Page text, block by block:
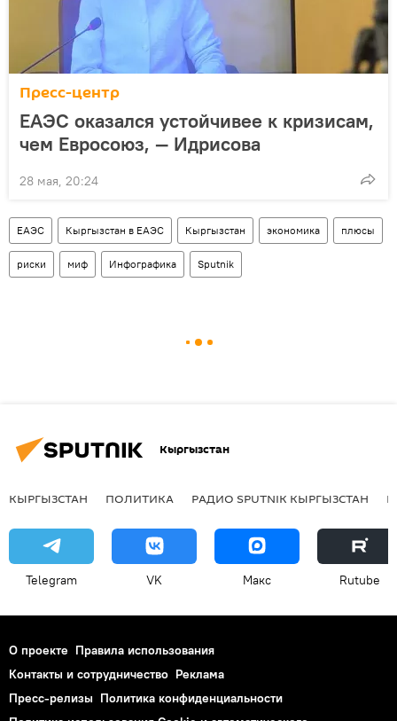
Пресс-центр
ЕАЭС оказался устойчивее к кризисам,
чем Евросоюз, — Идрисова
28 мая, 20:24
ЕАЭС Кыргызстан в ЕАЭС Кыргызстан экономика плюсы
риски миф Инфографика Sputnik
Кыргызстан
КЫРГЫЗСТАН ПОЛИТИКА РАДИО SPUTNIK КЫРГЫЗСТАН
Telegram VK Макс Rutube
О проекте Правила использования
Контакты и сотрудничество Реклама
Пресс-релизы Политика конфиденциальности